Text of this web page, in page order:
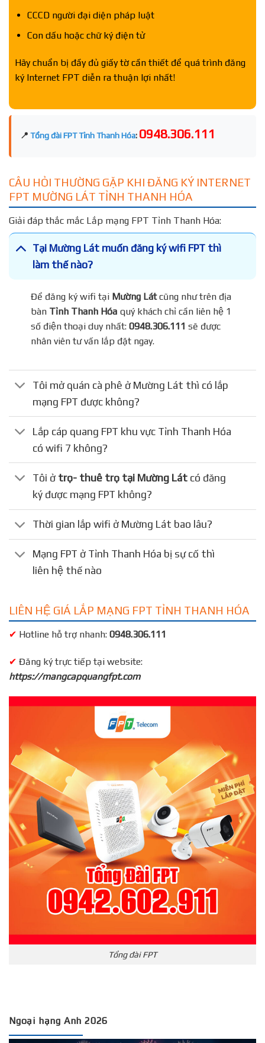
CCCD người đại diện pháp luật
Con dấu hoặc chữ ký điện tử
Hãy chuẩn bị đầy đủ giấy tờ cần thiết để quá trình đăng
ký Internet FPT diễn ra thuận lợi nhất!
📍 Tổng đài FPT Tỉnh Thanh Hóa: 0948.306.111
CÂU HỎI THƯỜNG GẶP KHI ĐĂNG KÝ INTERNET
FPT MƯỜNG LÁT TỈNH THANH HÓA
Giải đáp thắc mắc Lắp mạng FPT Tỉnh Thanh Hóa:
Tại Mường Lát muốn đăng ký wifi FPT thì
làm thế nào?
Để đăng ký wifi tạiMường Látcũng như trên địa
bànTỉnh Thanh Hóaquý khách chỉ cần liên hệ 1
số điện thoại duy nhất:0948.306.111 sẽ được
nhân viên tư vấn lắp đặt ngay.
Tôi mở quán cà phê ở Mường Lát thì có lắp
mạng FPT được không?
Lắp cáp quang FPT khu vực Tỉnh Thanh Hóa
có wifi 7 không?
Tôi ở trọ- thuê trọ tại Mường Lát có đăng
ký được mạng FPT không?
Thời gian lắp wifi ở Mường Lát bao lâu?
Mạng FPT ở Tỉnh Thanh Hóa bị sự cố thì
liên hệ thế nào
LIÊN HỆ GIÁ LẮP MẠNG FPT TỈNH THANH HÓA
✔ Hotline hỗ trợ nhanh: 0948.306.111
✔ Đăng ký trực tiếp tại website:
https://mangcapquangfpt.com
Tổng đài FPT
Ngoại hạng Anh 2026